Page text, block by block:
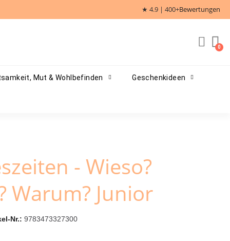
★ 4.9 | 400+Bewertungen
Mut & Wohlbefinden Geschenkideen
- Wieso?
Warum? Junior
Nr. 9783473327300